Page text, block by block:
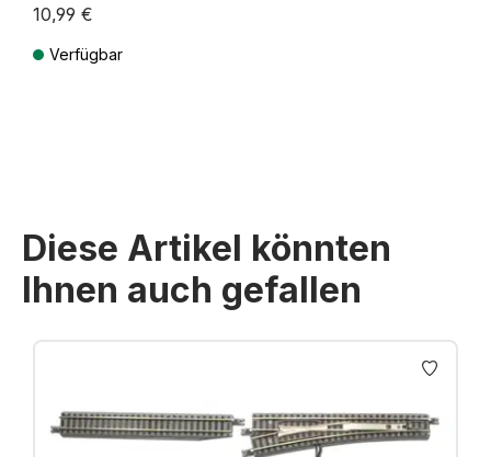
10,99 €
Verfügbar
Diese Artikel könnten
Ihnen auch gefallen
Produktgalerie überspringen